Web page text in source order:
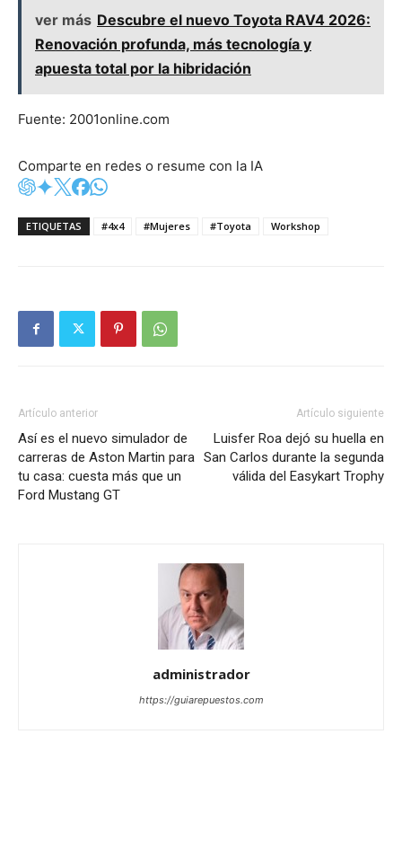
ver más Descubre el nuevo Toyota RAV4 2026:
Renovación profunda, más tecnología y
apuesta total por la hibridación
Fuente: 2001online.com
Comparte en redes o resume con la IA
ETIQUETAS #4x4 #Mujeres #Toyota Workshop
Artículo anterior
Así es el nuevo simulador de
carreras de Aston Martin para
tu casa: cuesta más que un
Ford Mustang GT
Artículo siguiente
Luisfer Roa dejó su huella en
San Carlos durante la segunda
válida del Easykart Trophy
administrador
https://guiarepuestos.com